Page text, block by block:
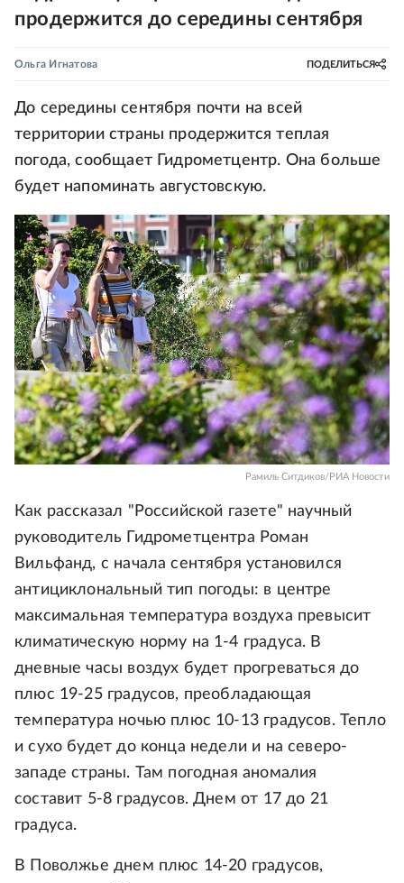
продержится до середины сентября
Ольга Игнатова ПОДЕЛИТЬСЯ
До середины сентября почти на всей
территории страны продержится теплая
погода, сообщает Гидрометцентр. Она больше
будет напоминать августовскую.
Рамиль Ситдиков/РИА Новости
Как рассказал "Российской газете" научный
руководитель Гидрометцентра Роман
Вильфанд, с начала сентября установился
антициклональный тип погоды: в центре
максимальная температура воздуха превысит
климатическую норму на 1-4 градуса. В
дневные часы воздух будет прогреваться до
плюс 19-25 градусов, преобладающая
температура ночью плюс 10-13 градусов. Тепло
и сухо будет до конца недели и на северо-
западе страны. Там погодная аномалия
составит 5-8 градусов. Днем от 17 до 21
градуса.
В Поволжье днем плюс 14-20 градусов,